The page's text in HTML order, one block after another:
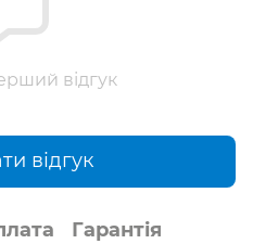
відгук
відгук
Гарантія